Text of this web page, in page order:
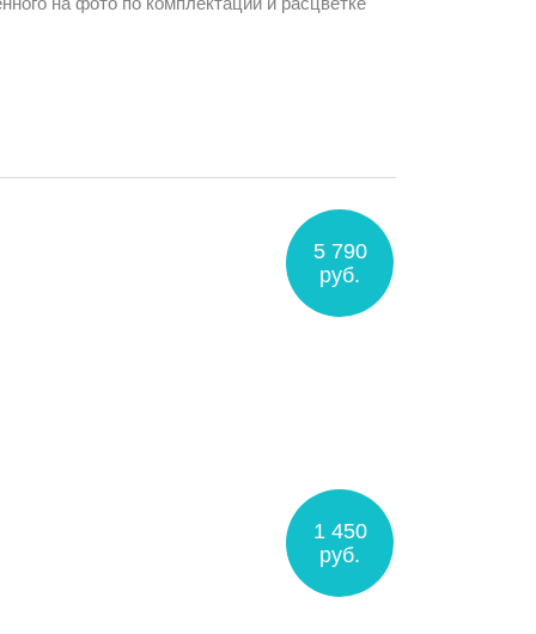
5 790
руб.
1 450
руб.